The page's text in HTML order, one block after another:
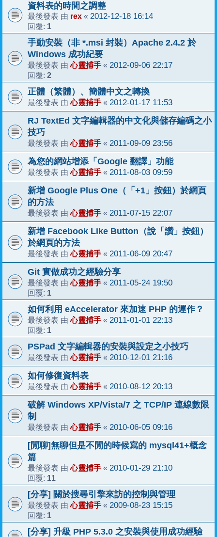
資料表的時間之調整
最後發表 由 rex « 2012-12-18 16:14
回覆: 1
手動安裝（非 *.msi 封裝）Apache 2.4.2 於
Windows 成功紀要
最後發表 由心靈捕手 « 2012-09-06 22:17
回覆: 2
正體（繁體）、簡體中文之轉換
最後發表 由心靈捕手 « 2012-01-17 11:53
RJ TextEd 文字編輯器的中文化與儲存編碼之小
技巧
最後發表 由心靈捕手 « 2011-09-09 23:56
為您的網站增添「Google 翻譯」功能
最後發表 由心靈捕手 « 2011-08-03 09:59
新增 Google Plus One（「+1」按鈕）於網頁
的方法
最後發表 由心靈捕手 « 2011-07-15 22:07
新增 Facebook Like Button（說「讚」按鈕）
於網頁的方法
最後發表 由心靈捕手 « 2011-06-09 20:47
Git 實做成功之經驗分享
最後發表 由心靈捕手 « 2011-05-24 19:50
回覆: 1
如何利用 eAccelerator 來加速 PHP 的運作？
最後發表 由心靈捕手 « 2011-01-01 22:13
回覆: 1
PSPad 文字編輯器的安裝與設定之小技巧
最後發表 由心靈捕手 « 2010-12-01 21:16
如何修復資料表
最後發表 由心靈捕手 « 2010-08-12 20:13
破解 Windows XP/Vista/7 之 TCP/IP 連線數限
制
最後發表 由心靈捕手 « 2010-06-05 09:16
[閒聊]無聊但是不閒的時候寫的 mysql41+概念
篇
最後發表 由心靈捕手 « 2010-01-29 21:10
回覆: 11
[分享] 關於搜尋引擎來訪的控制與管理
最後發表 由心靈捕手 « 2009-08-23 15:15
回覆: 1
[分享] 升級 PHP 5.3.0 之安裝與使用成功經驗